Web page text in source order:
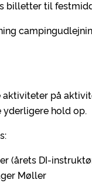
billetter til
på
hold op.
(årets DI-
Møller